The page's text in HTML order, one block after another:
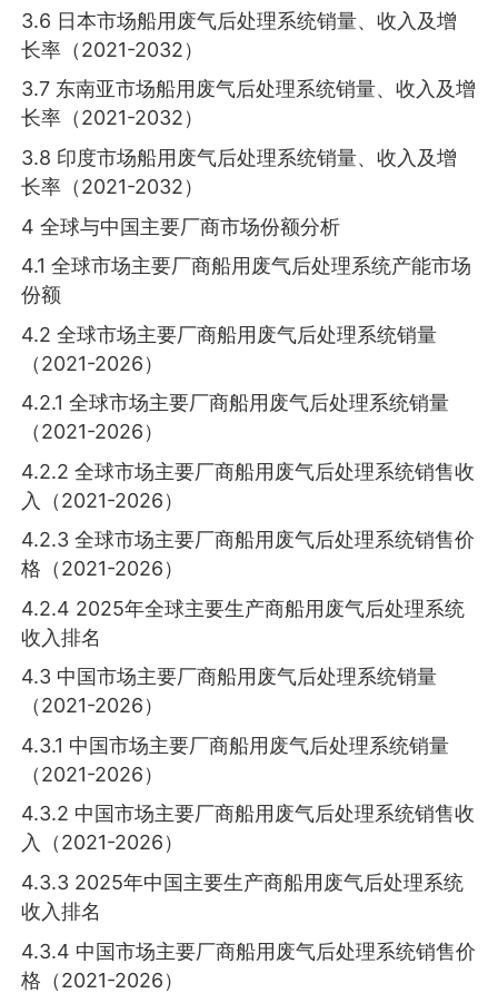
3.6 日本市场船用废气后处理系统销量、收入及增
长率（2021-2032）
3.7 东南亚市场船用废气后处理系统销量、收入及增
长率（2021-2032）
3.8 印度市场船用废气后处理系统销量、收入及增
长率（2021-2032）
4 全球与中国主要厂商市场份额分析
4.1 全球市场主要厂商船用废气后处理系统产能市场
份额
4.2 全球市场主要厂商船用废气后处理系统销量
（2021-2026）
4.2.1 全球市场主要厂商船用废气后处理系统销量
（2021-2026）
4.2.2 全球市场主要厂商船用废气后处理系统销售收
入（2021-2026）
4.2.3 全球市场主要厂商船用废气后处理系统销售价
格（2021-2026）
4.2.4 2025年全球主要生产商船用废气后处理系统
收入排名
4.3 中国市场主要厂商船用废气后处理系统销量
（2021-2026）
4.3.1 中国市场主要厂商船用废气后处理系统销量
（2021-2026）
4.3.2 中国市场主要厂商船用废气后处理系统销售收
入（2021-2026）
4.3.3 2025年中国主要生产商船用废气后处理系统
收入排名
4.3.4 中国市场主要厂商船用废气后处理系统销售价
格（2021-2026）